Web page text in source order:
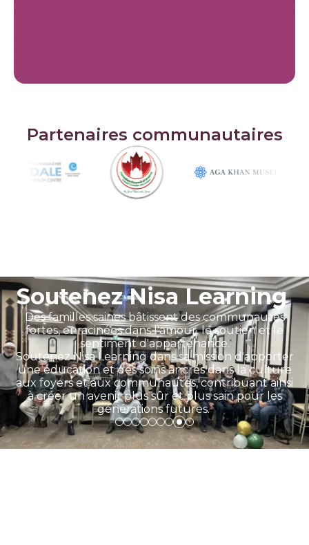
Partenaires communautaires
Soutenez Nisa Learning
Des familles saines bâtissent des communautés
fortes, enracinées dans l'amour, le soutien et le
sentiment d'appartenance.
Soutenez Nisa Learning dans sa mission d'apporter
une éducation et des soins ancrés dans la culture
aux foyers et aux communautés, contribuant ainsi
à créer un avenir plus sûr et plus sain pour les
générations futures.